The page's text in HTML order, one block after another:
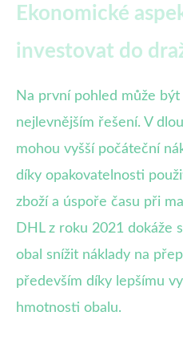
Ekonomické
investovat do
Na první pohled může
nejlevnějším řešení. V
mohou vyšší počáteční
díky opakovatelnosti
zboží a úspoře času při
DHL z roku 2021 dokáže
obal snížit náklady na
především díky lepšímu
hmotnosti obalu.